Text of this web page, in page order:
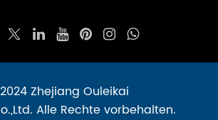
Zhejiang Ouleikai
Alle Rechte vorbehalten.